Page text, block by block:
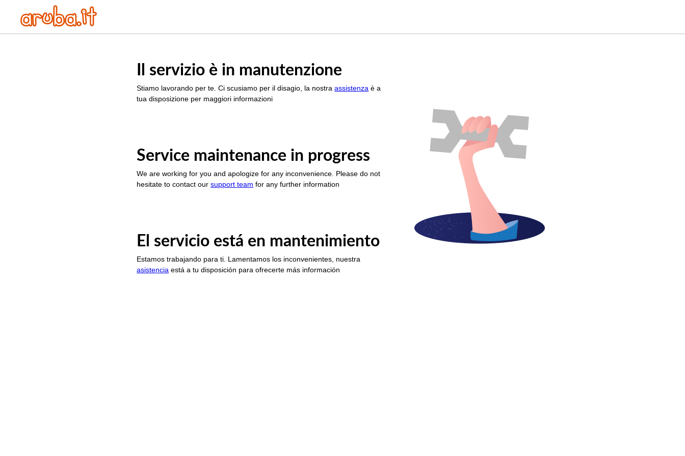
Il servizio è in manutenzione
Stiamo lavorando per te. Ci scusiamo per il disagio, la nostraassistenza è a
tua disposizione per maggiori informazioni
Service maintenance in progress
We are working for you and apologize for any inconvenience. Please do not
hesitate to contact oursupport team for any further information
El servicio está en mantenimiento
Estamos trabajando para ti. Lamentamos los inconvenientes, nuestra
asistencia está a tu disposición para ofrecerte más información